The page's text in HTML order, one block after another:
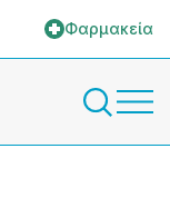
Φαρμακεία